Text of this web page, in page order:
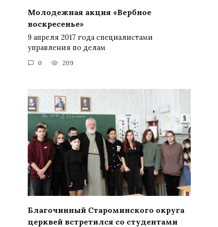
Молодежная акция «Вербное
воскресенье»
9 апреля 2017 года специалистами
управления по делам
0 209
Благочинный Староминского округа
церквей встретился со студентами